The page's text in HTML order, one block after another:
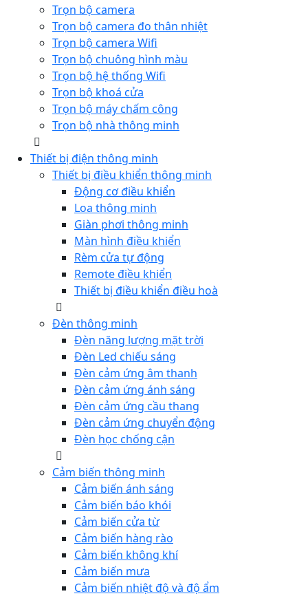
Trọn bộ camera
Trọn bộ camera đo thân nhiệt
Trọn bộ camera Wifi
Trọn bộ chuông hình màu
Trọn bộ hệ thống Wifi
Trọn bộ khoá cửa
Trọn bộ máy chấm công
Trọn bộ nhà thông minh
Thiết bị điện thông minh
Thiết bị điều khiển thông minh
Động cơ điều khiển
Loa thông minh
Giàn phơi thông minh
Màn hình điều khiển
Rèm cửa tự động
Remote điều khiển
Thiết bị điều khiển điều hoà
Đèn thông minh
Đèn năng lượng mặt trời
Đèn Led chiếu sáng
Đèn cảm ứng âm thanh
Đèn cảm ứng ánh sáng
Đèn cảm ứng cầu thang
Đèn cảm ứng chuyển động
Đèn học chống cận
Cảm biến thông minh
Cảm biến ánh sáng
Cảm biến báo khói
Cảm biến cửa từ
Cảm biến hàng rào
Cảm biến không khí
Cảm biến mưa
Cảm biến nhiệt độ và độ ẩm